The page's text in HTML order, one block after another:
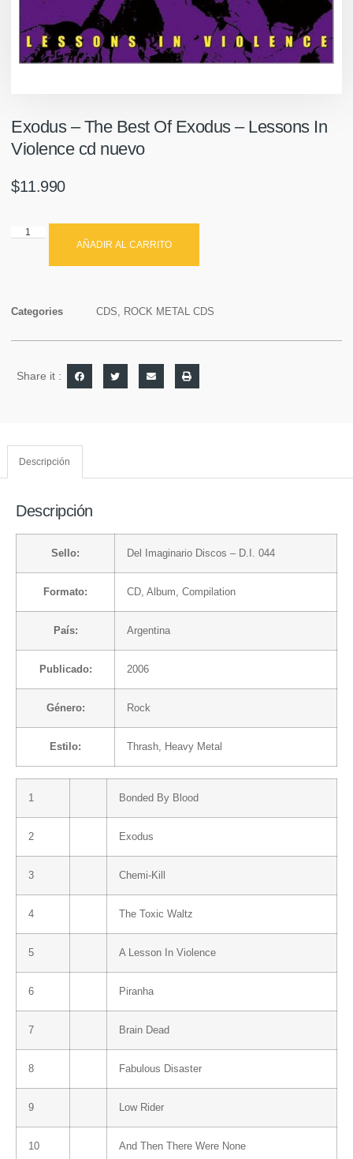
Exodus – The Best Of Exodus – Lessons In
Violence cd nuevo
$11.990
AÑADIR AL CARRITO
Categories CDS, ROCK METAL CDS
Share it :
Descripción
Descripción
Sello: Del Imaginario Discos – D.I. 044
Formato: CD, Album, Compilation
País: Argentina
Publicado: 2006
Género: Rock
Estilo: Thrash, Heavy Metal
1 Bonded By Blood
2 Exodus
3 Chemi-Kill
4 The Toxic Waltz
5 A Lesson In Violence
6 Piranha
7 Brain Dead
8 Fabulous Disaster
9 Low Rider
10 And Then There Were None